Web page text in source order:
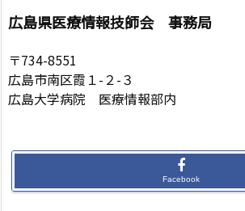
広島県医療情報技師会 事務局
〒734-8551
広島市南区霞１-２-３
広島大学病院 医療情報部内
Facebook